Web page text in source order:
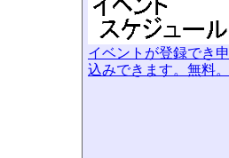
イベントが登録でき申
込みできます。無料。